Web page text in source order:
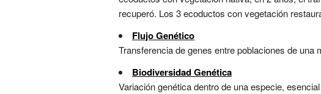
recuperó. Los 3 ecoductos con vegetación
Flujo Genético
Transferencia de genes entre poblaciones de
Biodiversidad Genética
Variación genética dentro de una especie,